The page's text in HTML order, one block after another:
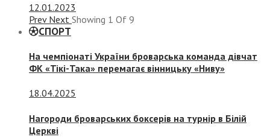
12.01.2023
Prev Next Showing 1 Of 9
СПОРТ
На чемпіонаті України броварська команда дівчат
ФК «Тікі-Така» перемагає вінницьку «Ниву»
18.04.2025
Нагороди броварських боксерів на турнір в Білій
Церкві